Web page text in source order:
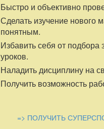
Быстро и объективно
Сделать изучение нового
понятным.
Избавить себя от подбора
уроков.
Наладить дисциплину на
Получить возможность
=> ПОЛУЧИТЬ